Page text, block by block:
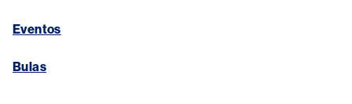
Eventos
Bulas